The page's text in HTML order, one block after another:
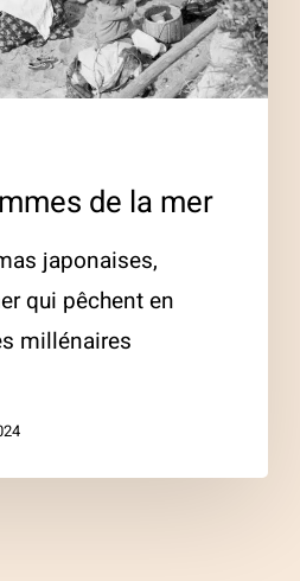
de la mer
japonaises,
qui pêchent en
millénaires